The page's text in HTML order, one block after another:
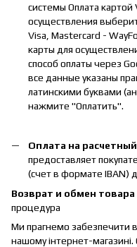
системы Оплата
осуществления
Visa, Mastercard -
карты для
способ оплаты через
все данные указаны
латинскими буквами
нажмите "Оплатить".
Оплата на
предоставляет
(счет в формате IBAN)
Возврат и обмен товара
процедура
Ми прагнемо забезпечити
нашому інтернет-